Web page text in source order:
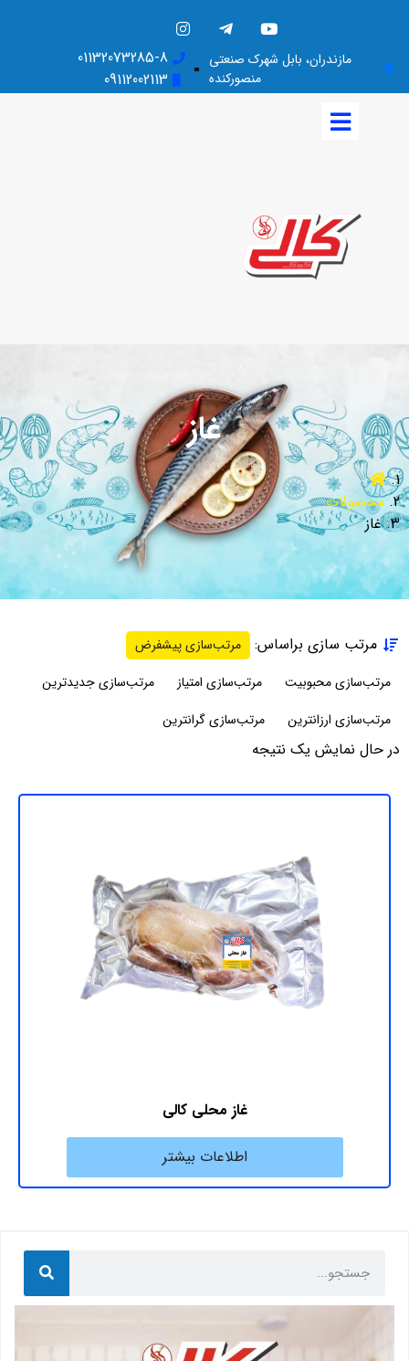
مازندران، بابل شهرک صنعتی
منصورکنده
01132073285-8
09112002113
غاز
محصولات
غاز
در حال نمایش یک نتیجه
مرتب سازی براساس:
مرتب‌سازی پیشفرض
مرتب‌سازی محبوبیت
مرتب‌سازی امتیاز
مرتب‌سازی جدیدترین
مرتب‌سازی ارزانترین
مرتب‌سازی گرانترین
غاز محلی کالی
اطلاعات بیشتر